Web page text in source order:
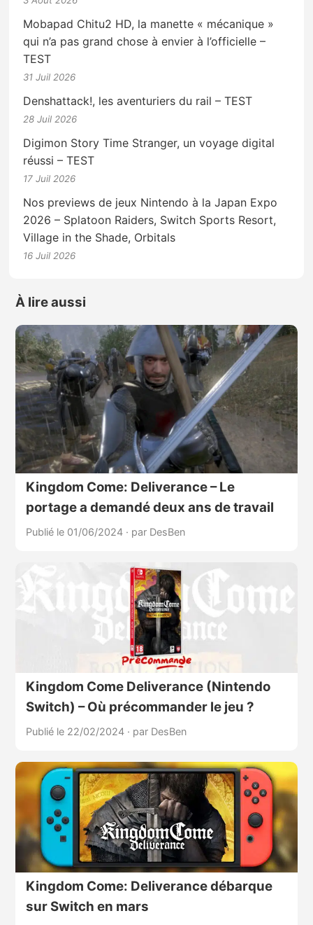
Mobapad Chitu2 HD, la manette « mécanique »
qui n’a pas grand chose à envier à l’officielle –
TEST
31 Juil 2026
Denshattack!, les aventuriers du rail – TEST
28 Juil 2026
Digimon Story Time Stranger, un voyage digital
réussi – TEST
17 Juil 2026
Nos previews de jeux Nintendo à la Japan Expo
2026 – Splatoon Raiders, Switch Sports Resort,
Village in the Shade, Orbitals
16 Juil 2026
À lire aussi
Kingdom Come: Deliverance – Le
portage a demandé deux ans de travail
Publié le 01/06/2024 · par DesBen
Kingdom Come Deliverance (Nintendo
Switch) – Où précommander le jeu ?
Publié le 22/02/2024 · par DesBen
Kingdom Come: Deliverance débarque
sur Switch en mars